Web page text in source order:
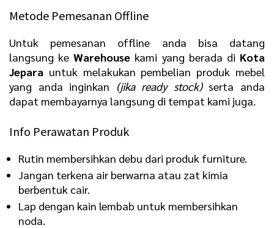
Metode Pemesanan Offline
Untuk pemesanan offline anda bisa datang
langsung keWarehouse kami yang berada di Kota
Jepara untuk melakukan pembelian produk mebel
yang anda inginkan (jika ready stock)serta anda
dapat membayarnya langsung di tempat kami juga.
Info Perawatan Produk
Rutin membersihkan debu dari produk furniture.
Jangan terkena air berwarna atau zat kimia
berbentuk cair.
Lap dengan kain lembab untuk membersihkan
noda.